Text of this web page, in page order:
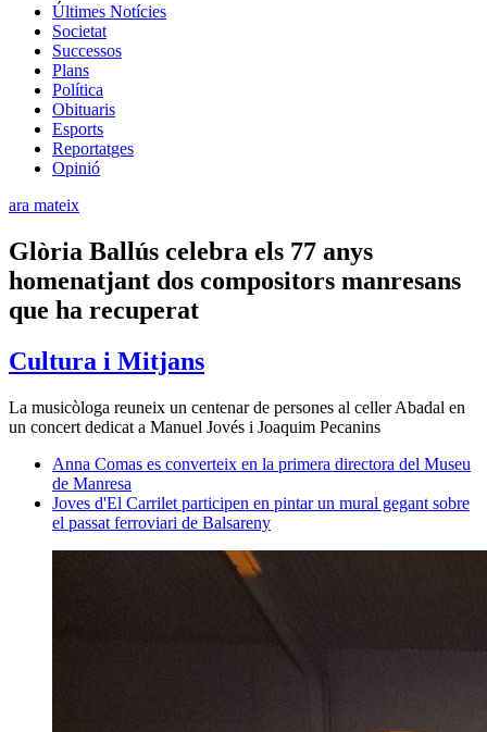
Últimes Notícies
Societat
Successos
Plans
Política
Obituaris
Esports
Reportatges
Opinió
ara mateix
Glòria Ballús celebra els 77 anys
homenatjant dos compositors manresans
que ha recuperat
Cultura i Mitjans
La musicòloga reuneix un centenar de persones al celler Abadal en
un concert dedicat a Manuel Jovés i Joaquim Pecanins
Anna Comas es converteix en la primera directora del Museu
de Manresa
Joves d'El Carrilet participen en pintar un mural gegant sobre
el passat ferroviari de Balsareny